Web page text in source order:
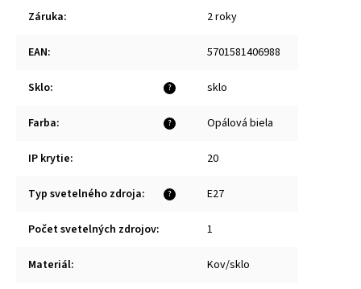
Záruka: 2 roky
EAN: 5701581406988
?
Sklo: sklo
?
Farba: Opálová biela
IP krytie: 20
?
Typ svetelného zdroja: E27
Počet svetelných zdrojov: 1
Materiál: Kov/sklo